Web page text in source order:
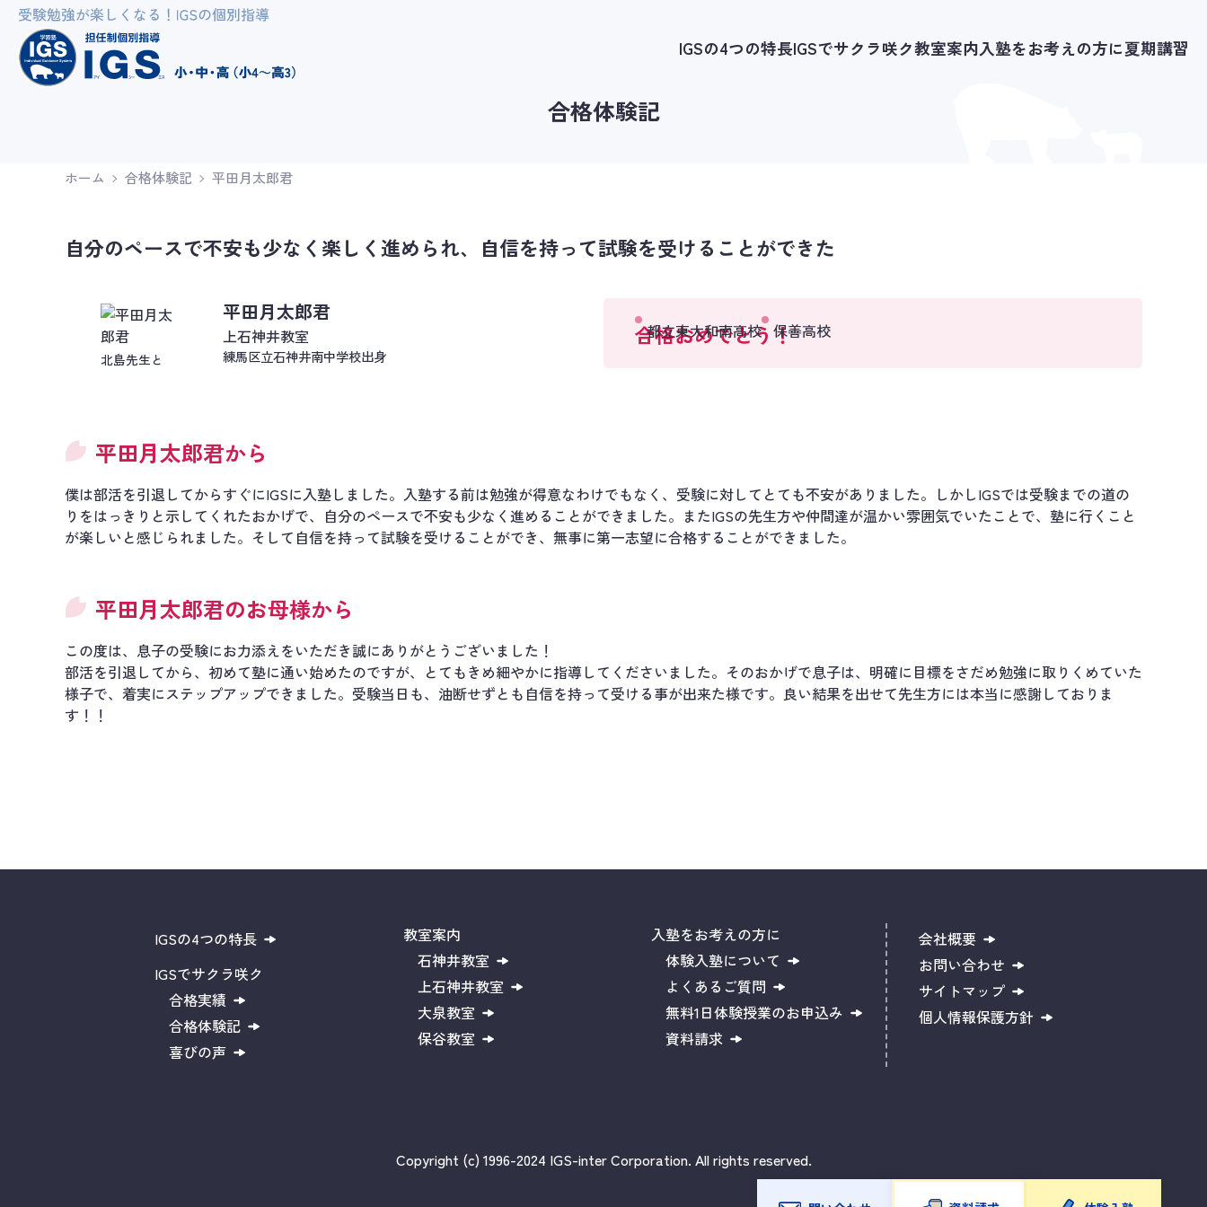
IGSの4つの特長IGSでサクラ咲ク教室案内入塾をお考えの方に夏期講習
合格体験記
ホーム 合格体験記 平田月太郎君
自分のペースで不安も少なく楽しく進められ、自信を持って試験を受けることができた
北島先生と
平田月太郎君
上石神井教室
練馬区立石神井南中学校出身
合格おめでとう！
都立東大和南高校 保善高校
平田月太郎君から
僕は部活を引退してからすぐにIGSに入塾しました。入塾する前は勉強が得意なわけでもなく、受験に対してとても不安がありました。しかしIGSでは受験までの道の
りをはっきりと示してくれたおかげで、自分のペースで不安も少なく進めることができました。またIGSの先生方や仲間達が温かい雰囲気でいたことで、塾に行くこと
が楽しいと感じられました。そして自信を持って試験を受けることができ、無事に第一志望に合格することができました。
平田月太郎君のお母様から
この度は、息子の受験にお力添えをいただき誠にありがとうございました！
部活を引退してから、初めて塾に通い始めたのですが、とてもきめ細やかに指導してくださいました。そのおかげで息子は、明確に目標をさだめ勉強に取りくめていた
様子で、着実にステップアップできました。受験当日も、油断せずとも自信を持って受ける事が出来た様です。良い結果を出せて先生方には本当に感謝しておりま
す！！
IGSの4つの特長
IGSでサクラ咲ク
合格実績
合格体験記
喜びの声
教室案内
石神井教室
上石神井教室
大泉教室
保谷教室
入塾をお考えの方に
体験入塾について
よくあるご質問
無料1日体験授業のお申込み
資料請求
会社概要
お問い合わせ
サイトマップ
個人情報保護方針
Copyright (c) 1996-2024 IGS-inter Corporation. All rights reserved.